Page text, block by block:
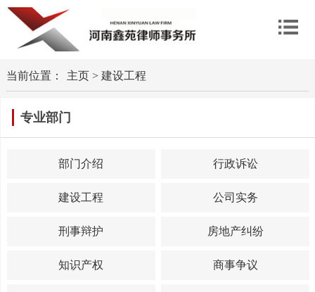
当前位置： 主页> 建设工程
专业部门
部门介绍 行政诉讼
建设工程 公司实务
刑事辩护 房地产纠纷
知识产权 商事争议